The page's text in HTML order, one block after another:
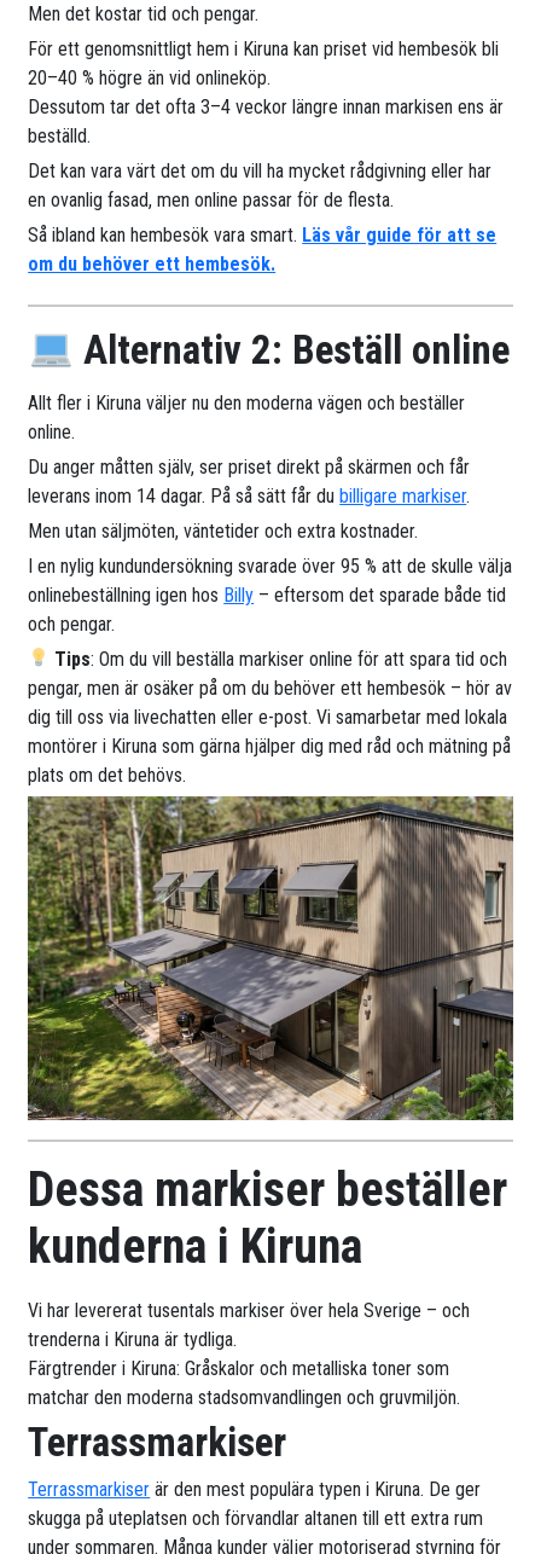
Men det kostar tid och pengar.
För ett genomsnittligt hem i Kiruna kan priset vid hembesök bli
20–40 % högre än vid onlineköp.
Dessutom tar det ofta 3–4 veckor längre innan markisen ens är
beställd.
Det kan vara värt det om du vill ha mycket rådgivning eller har
en ovanlig fasad, men online passar för de flesta.
Så ibland kan hembesök vara smart. Läs vår guide för att se
om du behöver ett hembesök.
Alternativ 2: Beställ online
Allt fler i Kiruna väljer nu den moderna vägen och beställer
online.
Du anger måtten själv, ser priset direkt på skärmen och får
leverans inom 14 dagar. På så sätt får dubilligare markiser.
Men utan säljmöten, väntetider och extra kostnader.
I en nylig kundundersökning svarade över 95 % att de skulle välja
onlinebeställning igen hos Billy – eftersom det sparade både tid
och pengar.
Tips: Om du vill beställa markiser online för att spara tid och
pengar, men är osäker på om du behöver ett hembesök – hör av
dig till oss via livechatten eller e-post. Vi samarbetar med lokala
montörer i Kiruna som gärna hjälper dig med råd och mätning på
plats om det behövs.
Dessa markiser beställer
kunderna i Kiruna
Vi har levererat tusentals markiser över hela Sverige – och
trenderna i Kiruna är tydliga.
Färgtrender i Kiruna: Gråskalor och metalliska toner som
matchar den moderna stadsomvandlingen och gruvmiljön.
Terrassmarkiser
Terrassmarkiser är den mest populära typen i Kiruna. De ger
skugga på uteplatsen och förvandlar altanen till ett extra rum
under sommaren. Många kunder väljer motoriserad styrning för